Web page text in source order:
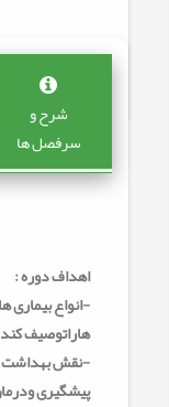
شرح و
سرفصل ها
اهداف دوره :
-انواع بیماری
هاراتوصیف کند
-نقش بهداشت
پیشگیری